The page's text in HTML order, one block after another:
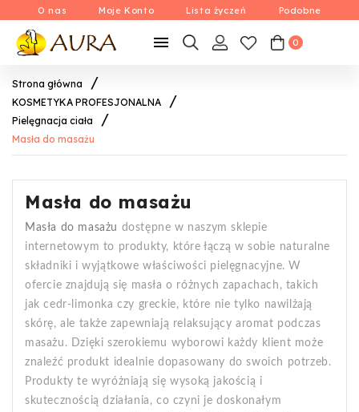
O nas Moje Konto Lista życzeń Podobne
 0
Strona główna
KOSMETYKA PROFESJONALNA
Pielęgnacja ciała
Masła do masażu
Masła do masażu
Masła do masażu dostępne w naszym sklepie
internetowym to produkty, które łączą w sobie naturalne
składniki i wyjątkowe właściwości pielęgnacyjne. W
ofercie znajdują się masła o różnych zapachach, takich
jak cedr-limonka czy greckie, które nie tylko nawilżają
skórę, ale także zapewniają relaksujący aromat podczas
masażu. Dzięki szerokiemu wyborowi każdy klient może
znaleźć produkt idealnie dopasowany do swoich potrzeb.
Produkty te wyróżniają się wysoką jakością i
skutecznością działania, co czyni je doskonałym